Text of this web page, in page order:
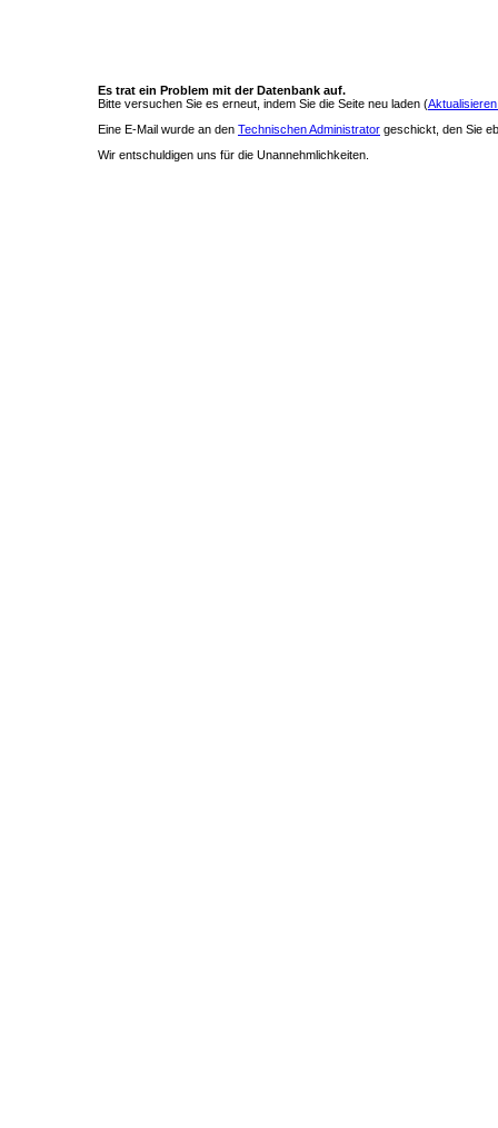
Es trat ein Problem mit der Datenbank auf.
Bitte versuchen Sie es erneut, indem Sie die Seite neu laden (
Eine E-Mail wurde an den Technischen Administrator geschickt, den Sie
Wir entschuldigen uns für die Unannehmlichkeiten.